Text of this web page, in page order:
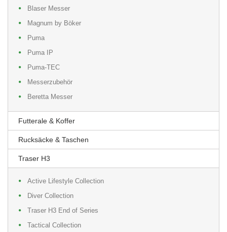
Blaser Messer
Magnum by Böker
Puma
Puma IP
Puma-TEC
Messerzubehör
Beretta Messer
Futterale & Koffer
Rucksäcke & Taschen
Traser H3
Active Lifestyle Collection
Diver Collection
Traser H3 End of Series
Tactical Collection